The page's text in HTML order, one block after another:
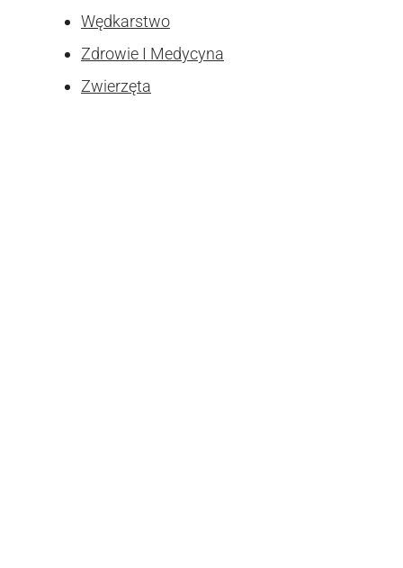
Wędkarstwo
Zdrowie I Medycyna
Zwierzęta